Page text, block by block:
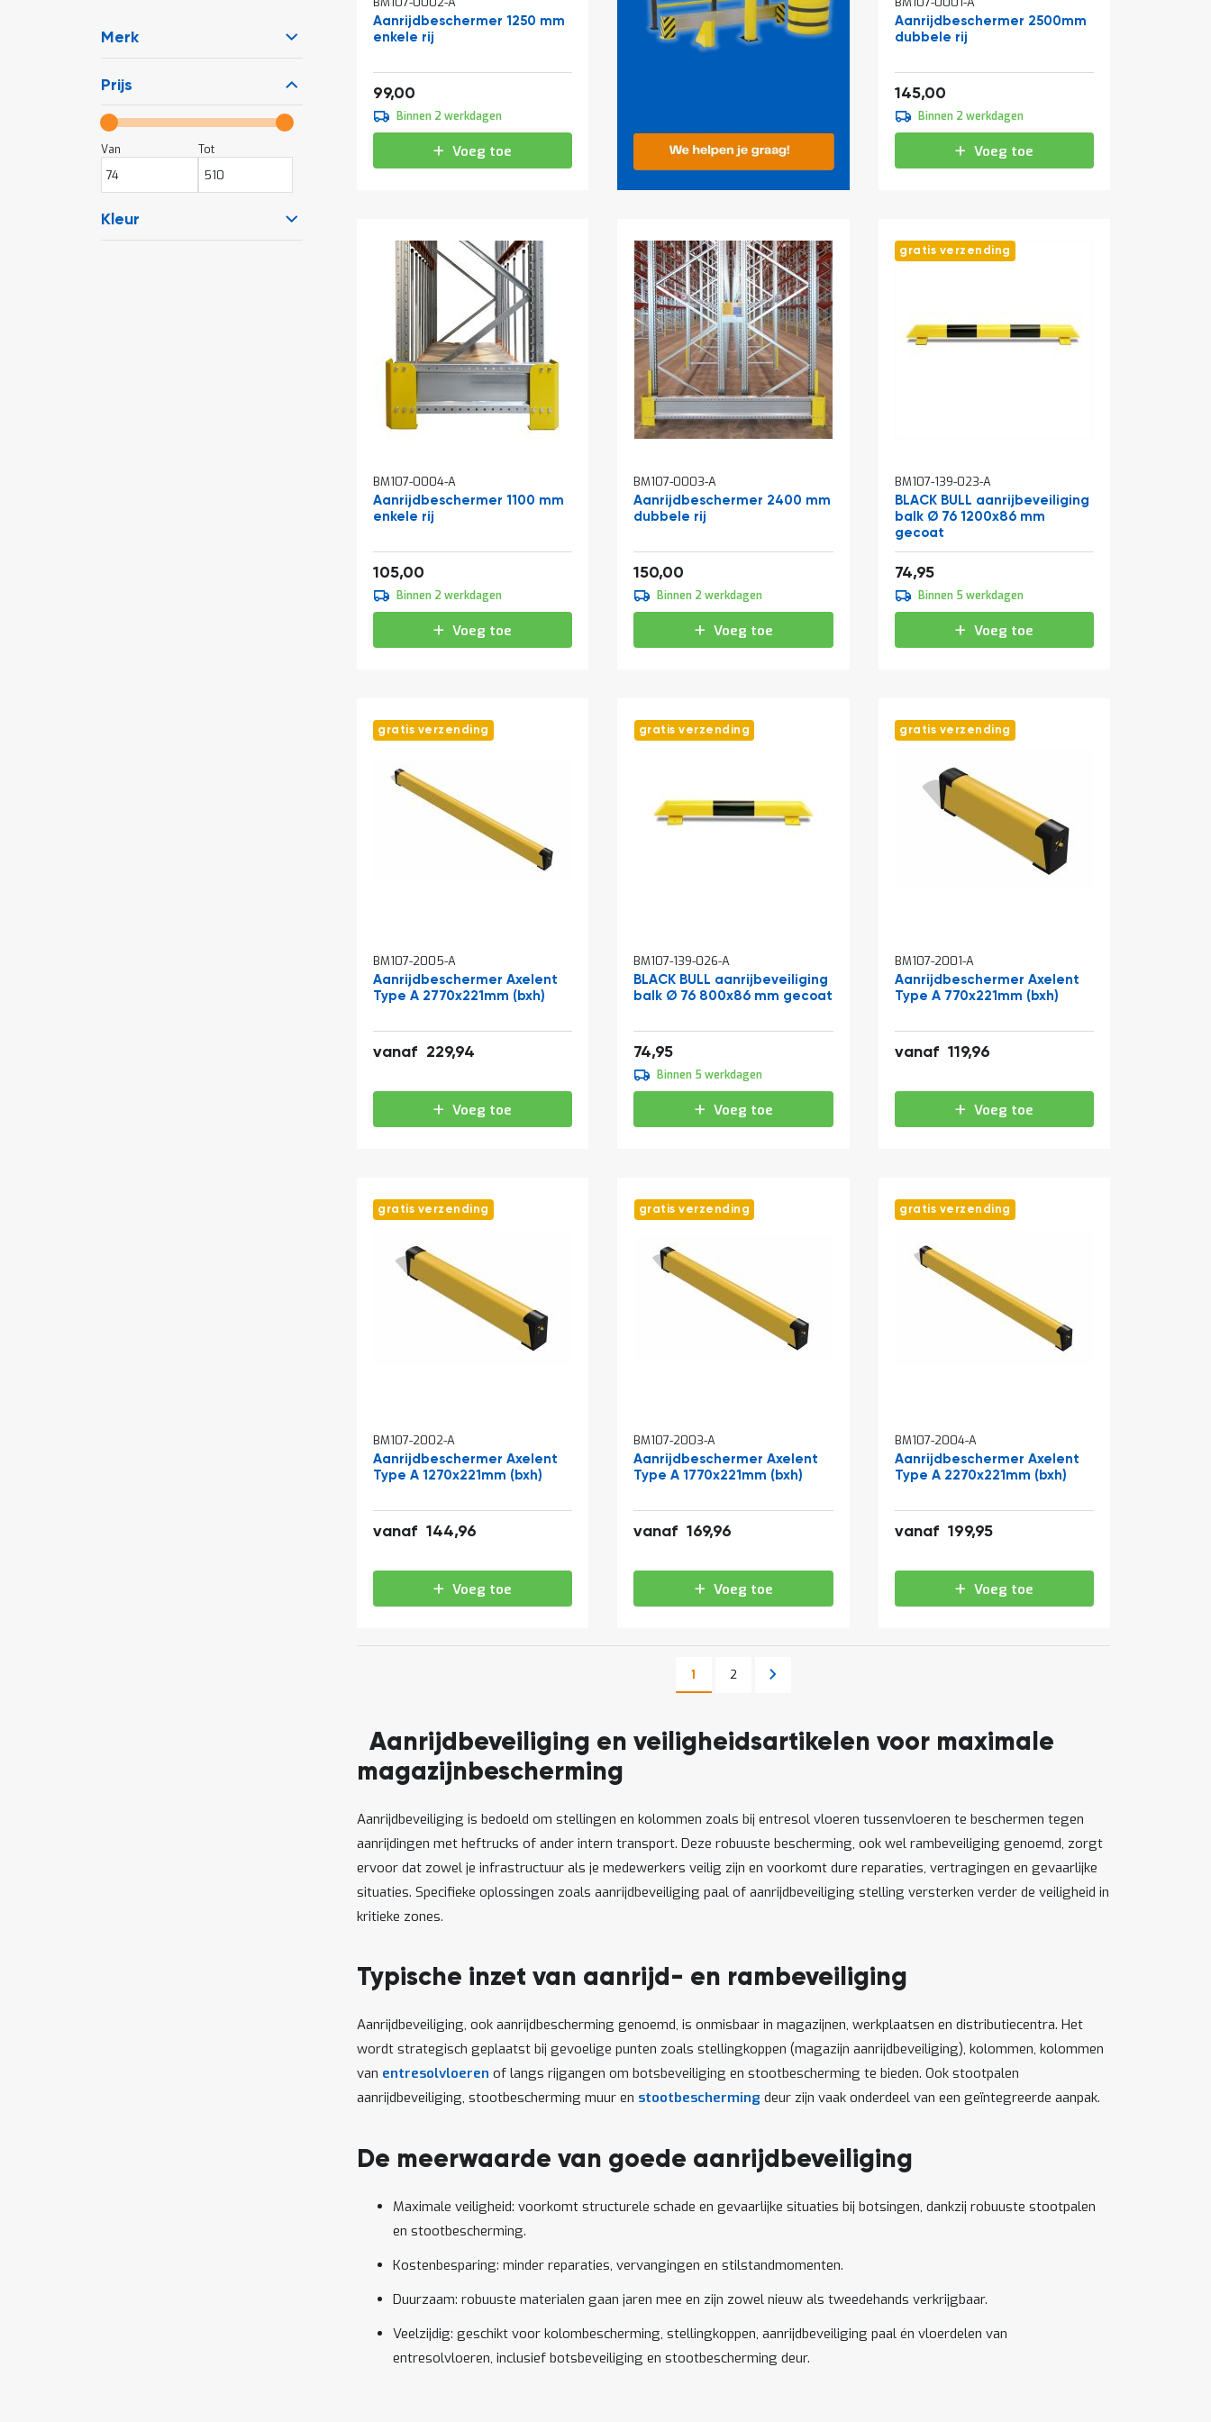
Merk
Prijs
Van Tot
Kleur
Aanrijdbeschermer 1250 mm
enkele rij
Vanaf
99,00
Binnen 2 werkdagen
Voeg toe
Aanrijdbeschermer 2500mm
dubbele rij
Vanaf
145,00
Binnen 2 werkdagen
Voeg toe
BM107-0004-A
Aanrijdbeschermer 1100 mm
enkele rij
Vanaf
105,00
Binnen 2 werkdagen
Voeg toe
BM107-0003-A
Aanrijdbeschermer 2400 mm
dubbele rij
Vanaf
150,00
Binnen 2 werkdagen
Voeg toe
gratis verzending
BM107-139-023-A
BLACK BULL aanrijbeveiliging
balk Ø 76 1200x86 mm
gecoat
74,95
Binnen 5 werkdagen
Voeg toe
gratis verzending
BM107-2005-A
Aanrijdbeschermer Axelent
Type A 2770x221mm (bxh)
vanaf 229,94
Voeg toe
gratis verzending
BM107-139-026-A
BLACK BULL aanrijbeveiliging
balk Ø 76 800x86 mm gecoat
74,95
Binnen 5 werkdagen
Voeg toe
gratis verzending
BM107-2001-A
Aanrijdbeschermer Axelent
Type A 770x221mm (bxh)
vanaf 119,96
Voeg toe
gratis verzending
BM107-2002-A
Aanrijdbeschermer Axelent
Type A 1270x221mm (bxh)
vanaf 144,96
Voeg toe
gratis verzending
BM107-2003-A
Aanrijdbeschermer Axelent
Type A 1770x221mm (bxh)
vanaf 169,96
Voeg toe
gratis verzending
BM107-2004-A
Aanrijdbeschermer Axelent
Type A 2270x221mm (bxh)
vanaf 199,95
Voeg toe
Pagina
U lees momenteel pagina
1 Pagina
2 Pagina
Volgende
Aanrijdbeveiliging en veiligheidsartikelen voor maximale
magazijnbescherming
Aanrijdbeveiliging is bedoeld om stellingen en kolommen zoals bij entresol vloeren tussenvloeren te beschermen tegen
aanrijdingen met heftrucks of ander intern transport. Deze robuuste bescherming, ook wel rambeveiliging genoemd, zorgt
ervoor dat zowel je infrastructuur als je medewerkers veilig zijn en voorkomt dure reparaties, vertragingen en gevaarlijke
situaties. Specifieke oplossingen zoals aanrijdbeveiliging paal of aanrijdbeveiliging stelling versterken verder de veiligheid in
kritieke zones.
Typische inzet van aanrijd- en rambeveiliging
Aanrijdbeveiliging, ook aanrijdbescherming genoemd, is onmisbaar in magazijnen, werkplaatsen en distributiecentra. Het
wordt strategisch geplaatst bij gevoelige punten zoals stellingkoppen (magazijn aanrijdbeveiliging), kolommen, kolommen
van entresolvloeren of langs rijgangen om botsbeveiliging en stootbescherming te bieden. Ook stootpalen
aanrijdbeveiliging, stootbescherming muur en stootbescherming deur zijn vaak onderdeel van een geïntegreerde aanpak.
De meerwaarde van goede aanrijdbeveiliging
Maximale veiligheid: voorkomt structurele schade en gevaarlijke situaties bij botsingen, dankzij robuuste stootpalen
en stootbescherming.
Kostenbesparing: minder reparaties, vervangingen en stilstandmomenten.
Duurzaam: robuuste materialen gaan jaren mee en zijn zowel nieuw als tweedehands verkrijgbaar.
Veelzijdig: geschikt voor kolombescherming, stellingkoppen, aanrijdbeveiliging paal én vloerdelen van
entresolvloeren, inclusief botsbeveiliging en stootbescherming deur.